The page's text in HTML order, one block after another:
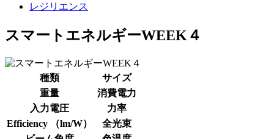
レジリエンス
スマートエネルギーWEEK４
種類
サイズ
重量
消費電力
入力電圧
力率
Efficiency （lm/W）
全光束